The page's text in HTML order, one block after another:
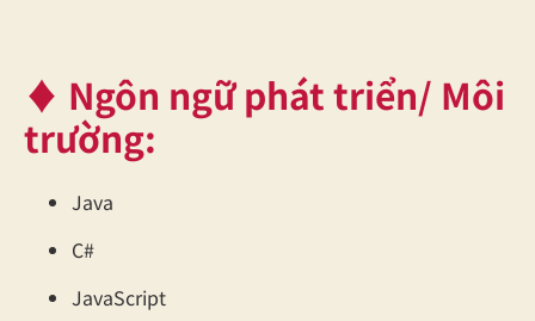
♦ Ngôn ngữ phát triển/ Môi
trường:
Java
C#
JavaScript